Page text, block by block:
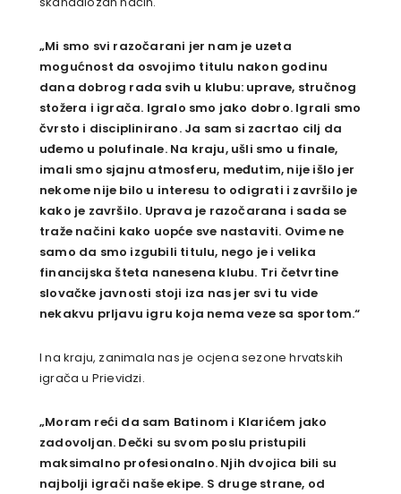
„Mi smo svi razočarani jer nam je uzeta
mogućnost da osvojimo titulu nakon godinu
dana dobrog rada svih u klubu: uprave, stručnog
stožera i igrača. Igralo smo jako dobro. Igrali smo
čvrsto i disciplinirano. Ja sam si zacrtao cilj da
uđemo u polufinale. Na kraju, ušli smo u finale,
imali smo sjajnu atmosferu, međutim, nije išlo jer
nekome nije bilo u interesu to odigrati i završilo je
kako je završilo. Uprava je razočarana i sada se
traže načini kako uopće sve nastaviti. Ovime ne
samo da smo izgubili titulu, nego je i velika
financijska šteta nanesena klubu. Tri četvrtine
slovačke javnosti stoji iza nas jer svi tu vide
nekakvu prljavu igru koja nema veze sa sportom.“
I na kraju, zanimala nas je ocjena sezone hrvatskih
igrača u Prievidzi.
„Moram reći da sam Batinom i Klarićem jako
zadovoljan. Dečki su svom poslu pristupili
maksimalno profesionalno. Njih dvojica bili su
najbolji igrači naše ekipe. S druge strane, od